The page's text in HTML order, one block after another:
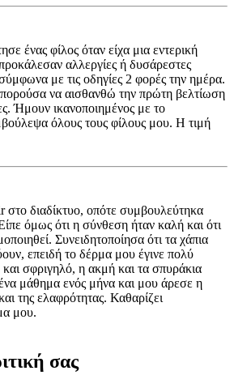
ένας φίλος όταν είχα μια εντερική
αλλεργίες ή δυσάρεστες
με τις οδηγίες 2 φορές την ημέρα.
να αισθανθώ την πρώτη βελτίωση
Ήμουν ικανοποιημένος με το
όλους τους φίλους μου. Η τιμή
στο διαδίκτυο, οπότε συμβουλεύτηκα
όμως ότι η σύνθεση ήταν καλή και ότι
Συνειδητοποίησα ότι τα χάπια
επειδή το δέρμα μου έγινε πολύ
σφριγηλό, η ακμή και τα σπυράκια
μάθημα ενός μήνα και μου άρεσε η
της ελαφρότητας. Καθαρίζει
μου.
σας